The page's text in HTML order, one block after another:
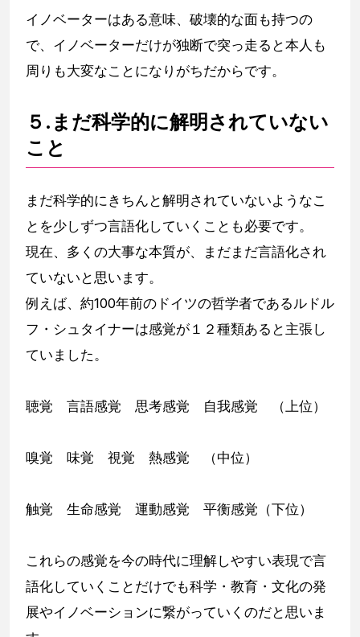
イノベーターはある意味、破壊的な面も持つの
で、イノベーターだけが独断で突っ走ると本人も
周りも大変なことになりがちだからです。
５.まだ科学的に解明されていない
こと
まだ科学的にきちんと解明されていないようなこ
とを少しずつ言語化していくことも必要です。
現在、多くの大事な本質が、まだまだ言語化され
ていないと思います。
例えば、約100年前のドイツの哲学者であるルドル
フ・シュタイナーは感覚が１２種類あると主張し
ていました。
聴覚 言語感覚 思考感覚 自我感覚 （上位）
嗅覚 味覚 視覚 熱感覚 （中位）
触覚 生命感覚 運動感覚 平衡感覚（下位）
これらの感覚を今の時代に理解しやすい表現で言
語化していくことだけでも科学・教育・文化の発
展やイノベーションに繋がっていくのだと思いま